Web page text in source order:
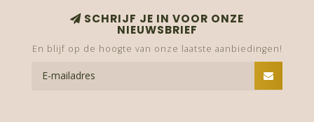
SCHRIJF JE IN VOOR ONZE
NIEUWSBRIEF
En blijf op de hoogte van onze laatste aanbiedingen!